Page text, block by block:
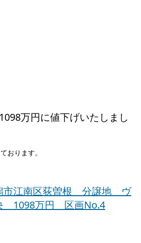
万円に値下げいたしまし
おります。
市江南区荻曽根 分譲地 ヴ
1098万円 区画No.4